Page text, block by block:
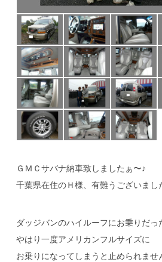
ＧＭＣサバナ納車致しましたぁ〜♪
千葉県在住のＨ様、有難うございまし
ダッジバンのハイルーフにお乗りだっ
やはり一度アメリカンフルサイズに
お乗りになってしまうと止められませ